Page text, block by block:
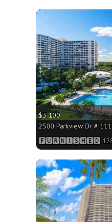
$3 100
2500 Parkview Dr #
🅵🆄🆁🅽🅸🆂🅷🅴🅳 1280
More
More